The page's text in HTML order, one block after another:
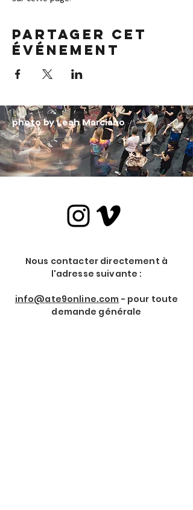
Partager cet
événement
photo by Leah Marciano
Nous contacter directement à
l'adresse suivante :
info@ate9online.com - pour toute
demande générale